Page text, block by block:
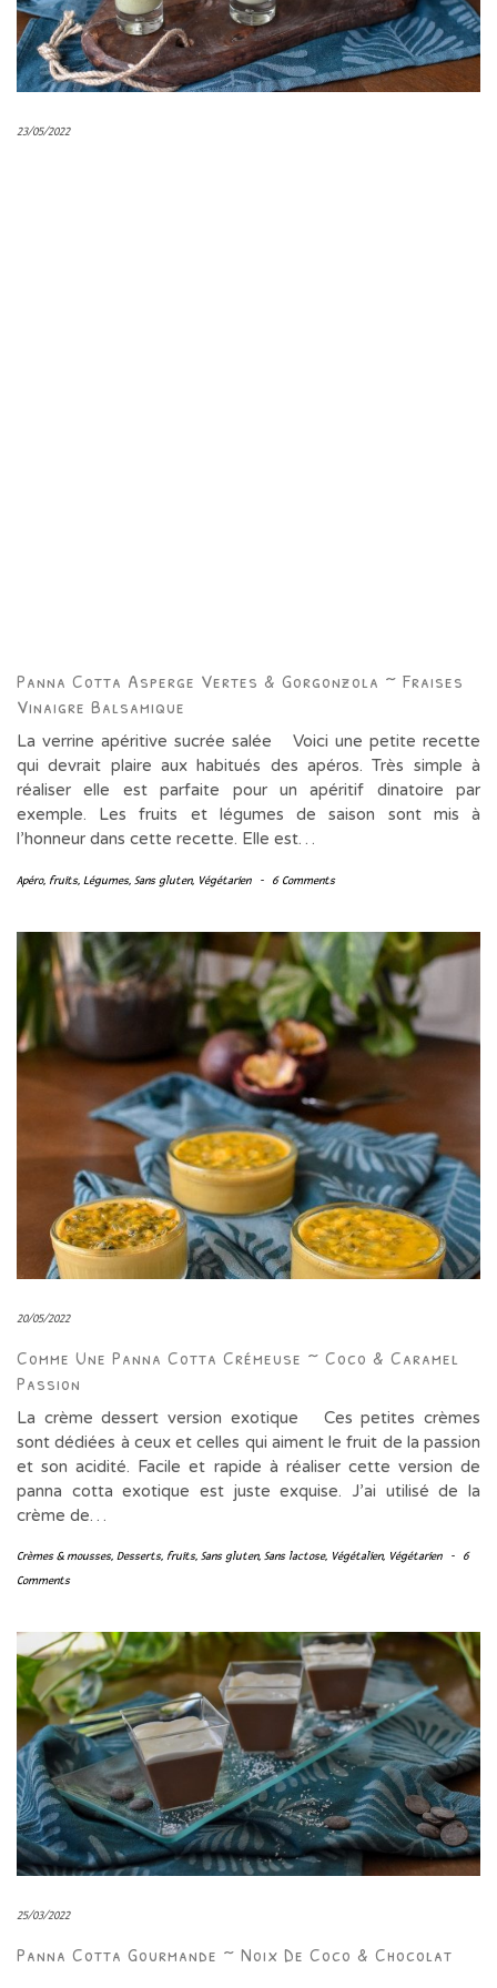
23/05/2022
Panna Cotta Asperge Vertes & Gorgonzola ~ Fraises
Vinaigre Balsamique
La verrine apéritive sucrée salée Voici une petite recette
qui devrait plaire aux habitués des apéros. Très simple à
réaliser elle est parfaite pour un apéritif dinatoire par
exemple. Les fruits et légumes de saison sont mis à
l’honneur dans cette recette. Elle est…
Apéro, fruits, Légumes, Sans gluten, Végétarien - 6 Comments
20/05/2022
Comme Une Panna Cotta Crémeuse ~ Coco & Caramel
Passion
La crème dessert version exotique Ces petites crèmes
sont dédiées à ceux et celles qui aiment le fruit de la passion
et son acidité. Facile et rapide à réaliser cette version de
panna cotta exotique est juste exquise. J’ai utilisé de la
crème de…
Crèmes & mousses, Desserts, fruits, Sans gluten, Sans lactose, Végétalien, Végétarien -
6
Comments
25/03/2022
Panna Cotta Gourmande ~ Noix De Coco & Chocolat